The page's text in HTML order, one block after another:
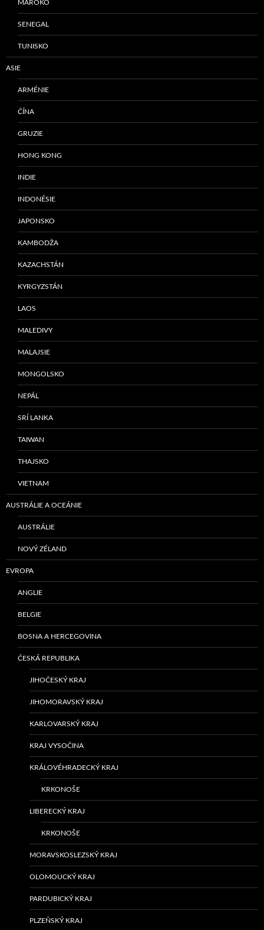
MAROKO
SENEGAL
TUNISKO
ASIE
ARMÉNIE
ČÍNA
GRUZIE
HONG KONG
INDIE
INDONÉSIE
JAPONSKO
KAMBODŽA
KAZACHSTÁN
KYRGYZSTÁN
LAOS
MALEDIVY
MALAJSIE
MONGOLSKO
NEPÁL
SRÍ LANKA
TAIWAN
THAJSKO
VIETNAM
AUSTRÁLIE A OCEÁNIE
AUSTRÁLIE
NOVÝ ZÉLAND
EVROPA
ANGLIE
BELGIE
BOSNA A HERCEGOVINA
ČESKÁ REPUBLIKA
JIHOČESKÝ KRAJ
JIHOMORAVSKÝ KRAJ
KARLOVARSKÝ KRAJ
KRAJ VYSOČINA
KRÁLOVÉHRADECKÝ KRAJ
KRKONOŠE
LIBERECKÝ KRAJ
KRKONOŠE
MORAVSKOSLEZSKÝ KRAJ
OLOMOUCKÝ KRAJ
PARDUBICKÝ KRAJ
PLZEŇSKÝ KRAJ